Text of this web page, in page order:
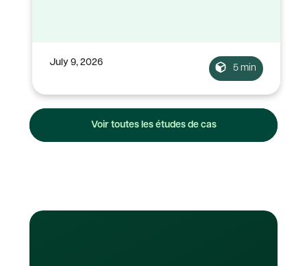
July 9, 2026
5 min
Voir toutes les études de cas